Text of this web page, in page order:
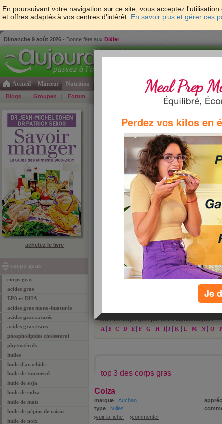
En poursuivant votre navigation sur ce site, vous acceptez
et offres adaptés à vos centres d'intérêt. En savoir plus et gérer ces
Dimanche 9 août 2026 - Bonne fête aux Didier
Accueil Minceur Nutrition Psycho & tests Forme & santé
Blogs Groupes Forum Bons Plans
achetez le livre
corps gras
corps gras
acides gras
EPA et DHA
acides gras mono-insaturés
acides gras saturés
acides gras trans
phospholipides cholestérol
phytostérols
huiles
huile d'arachide
huile de tournesol
huile de soja
huile de colza
huile de maïs
huile de pépins de raisin
huile de noix
huile de maïs
huile de maïscontient 13 % d’acides gras
% de poly-insaturés. Elle ressemble
tournesol et ne présente pas de
Elle contient simplement moins d’acides
mg pour 100 g d’huile).
Source : Savoir Manger : le guide des
Cohen & Patrick Sérog.
tous les corps gras par ordre alphabétique :
A
B C D E F G H I J K L M N O P
top 3 des corps gras
Colza
marque : Auchan
type : huiles
voir la fiche
commenter
Perdez vos kilos en
Je